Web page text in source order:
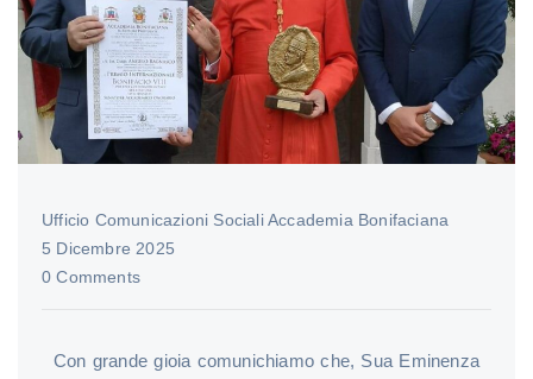
Ufficio Comunicazioni Sociali Accademia Bonifaciana
5 Dicembre 2025
0 Comments
Con grande gioia comunichiamo che, Sua Eminenza